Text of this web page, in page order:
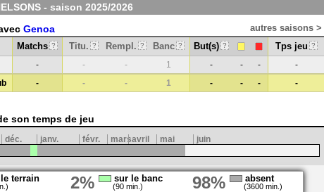
- saison 2025/2026
Genoa
autres saisons >
Matchs ? Titu. ? Rempl. ? Banc ? But(s) ? Tps jeu ?
- - - 1 - - -
-
- - - 1 - - - -
son temps de jeu
déc. janv. févr. marsavril mai juin
terrain 2% sur le banc
(90 min.) 98% absent
(3600 min.)